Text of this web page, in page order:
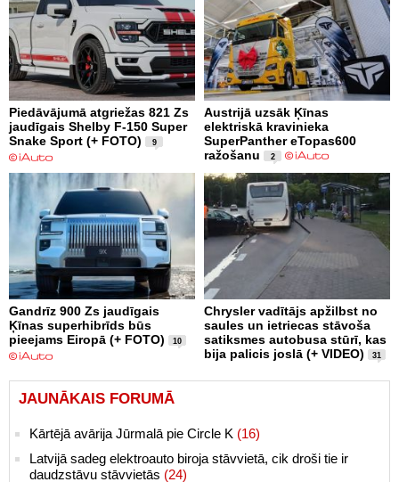
Piedāvājumā atgriežas 821 Zs
jaudīgais Shelby F-150 Super
Snake Sport (+ FOTO)
9
Austrijā uzsāk Ķīnas
elektriskā kravinieka
SuperPanther eTopas600
ražošanu
2
Gandrīz 900 Zs jaudīgais
Ķīnas superhibrīds būs
pieejams Eiropā (+ FOTO)
10
Chrysler vadītājs apžilbst no
saules un ietriecas stāvoša
satiksmes autobusa stūrī, kas
bija palicis joslā (+ VIDEO)
31
JAUNĀKAIS FORUMĀ
Kārtējā avārija Jūrmalā pie Circle K (16)
Latvijā sadeg elektroauto biroja stāvvietā, cik droši tie ir
daudzstāvu stāvvietās (24)